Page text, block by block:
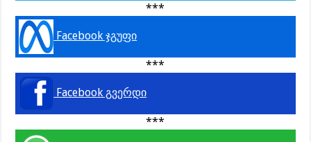
***
Facebook ჯგუფი
***
Facebook გვერდი
***